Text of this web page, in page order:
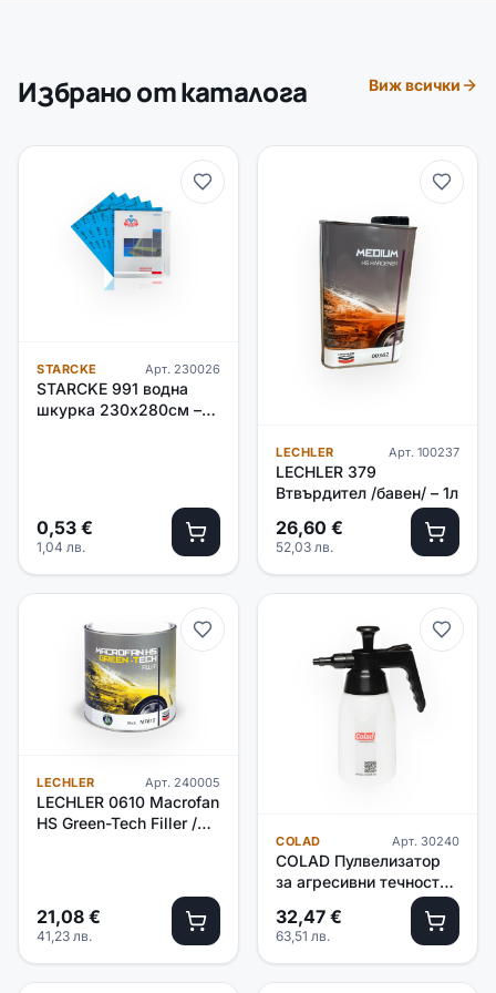
Избрано от каталога Виж всички
STARCKE Арт. 230026
STARCKE 991 водна
шкурка 230х280см –
0,53 €
1,04 лв.
LECHLER Арт. 100237
LECHLER 379
Втвърдител /бавен/ – 1л
26,60 €
52,03 лв.
LECHLER Арт. 240005
LECHLER 0610 Macrofan
HS Green-Tech Filler /
21,08 €
41,23 лв.
COLAD Арт. 30240
COLAD Пулвелизатор
за агресивни течности
32,47 €
63,51 лв.